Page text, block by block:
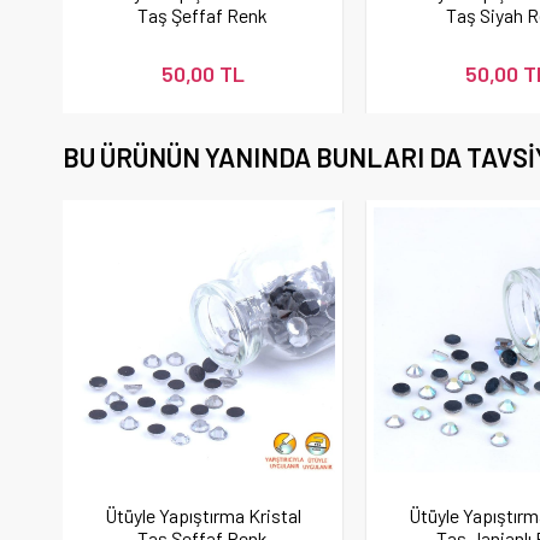
Taş Şeffaf Renk
50,00 TL
Taş Siyah
50,00
BU ÜRÜNÜN YANINDA BUNLARI DA
Ütüyle Yapıştırma Kristal
Ütüyle